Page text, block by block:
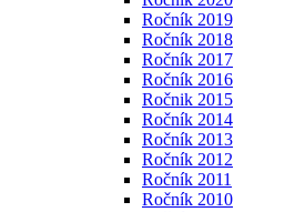
Ročník 2019
Ročník 2018
Ročník 2017
Ročník 2016
Ročnik 2015
Ročník 2014
Ročník 2013
Ročník 2012
Ročník 2011
Ročník 2010